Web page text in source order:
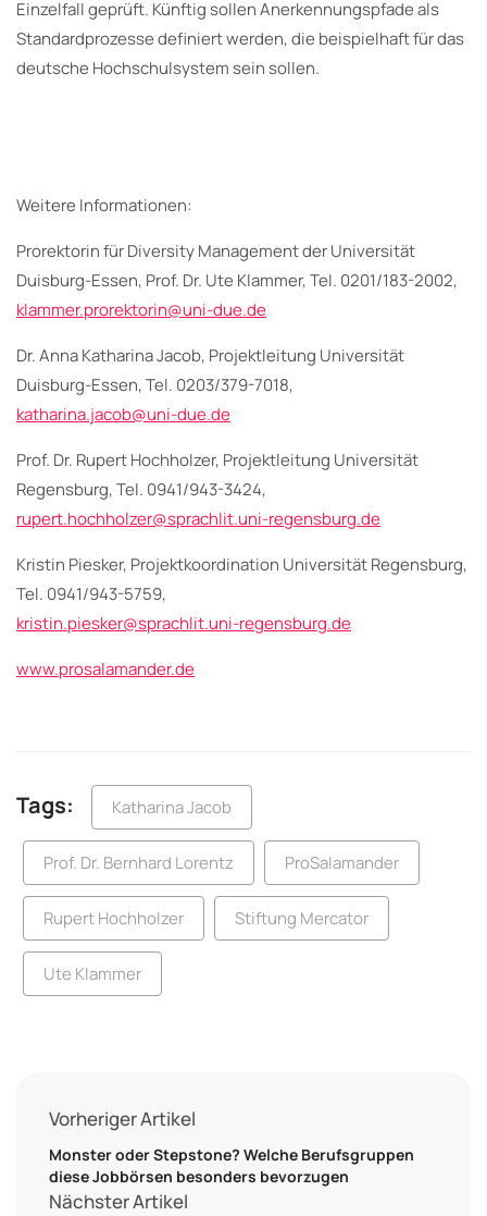
Einzelfall geprüft. Künftig sollen Anerkennungspfade als
Standardprozesse definiert werden, die beispielhaft für das
deutsche Hochschulsystem sein sollen.
Weitere Informationen:
Prorektorin für Diversity Management der Universität
Duisburg-Essen, Prof. Dr. Ute Klammer, Tel. 0201/183-2002,
klammer.prorektorin@uni-due.de
Dr. Anna Katharina Jacob, Projektleitung Universität
Duisburg-Essen, Tel. 0203/379-7018,
katharina.jacob@uni-due.de
Prof. Dr. Rupert Hochholzer, Projektleitung Universität
Regensburg, Tel. 0941/943-3424,
rupert.hochholzer@sprachlit.uni-regensburg.de
Kristin Piesker, Projektkoordination Universität Regensburg,
Tel. 0941/943-5759,
kristin.piesker@sprachlit.uni-regensburg.de
www.prosalamander.de
Tags: Katharina Jacob
Prof. Dr. Bernhard Lorentz ProSalamander
Rupert Hochholzer Stiftung Mercator
Ute Klammer
Vorheriger Artikel
Monster oder Stepstone? Welche Berufsgruppen
diese Jobbörsen besonders bevorzugen
Nächster Artikel